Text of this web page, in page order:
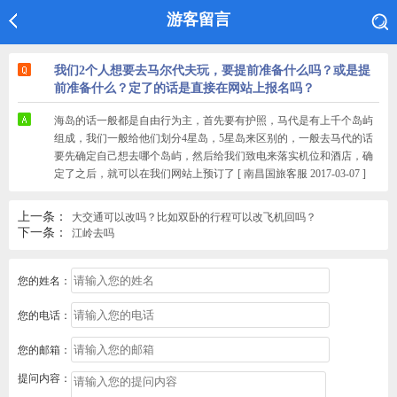
游客留言
我们2个人想要去马尔代夫玩，要提前准备什么吗？或是提
前准备什么？定了的话是直接在网站上报名吗？
海岛的话一般都是自由行为主，首先要有护照，马代是有上千个岛屿
组成，我们一般给他们划分4星岛，5星岛来区别的，一般去马代的话
要先确定自己想去哪个岛屿，然后给我们致电来落实机位和酒店，确
定了之后，就可以在我们网站上预订了 [ 南昌国旅客服 2017-03-07 ]
上一条： 大交通可以改吗？比如双卧的行程可以改飞机回吗？
下一条： 江岭去吗
您的姓名：
您的电话：
您的邮箱：
提问内容：